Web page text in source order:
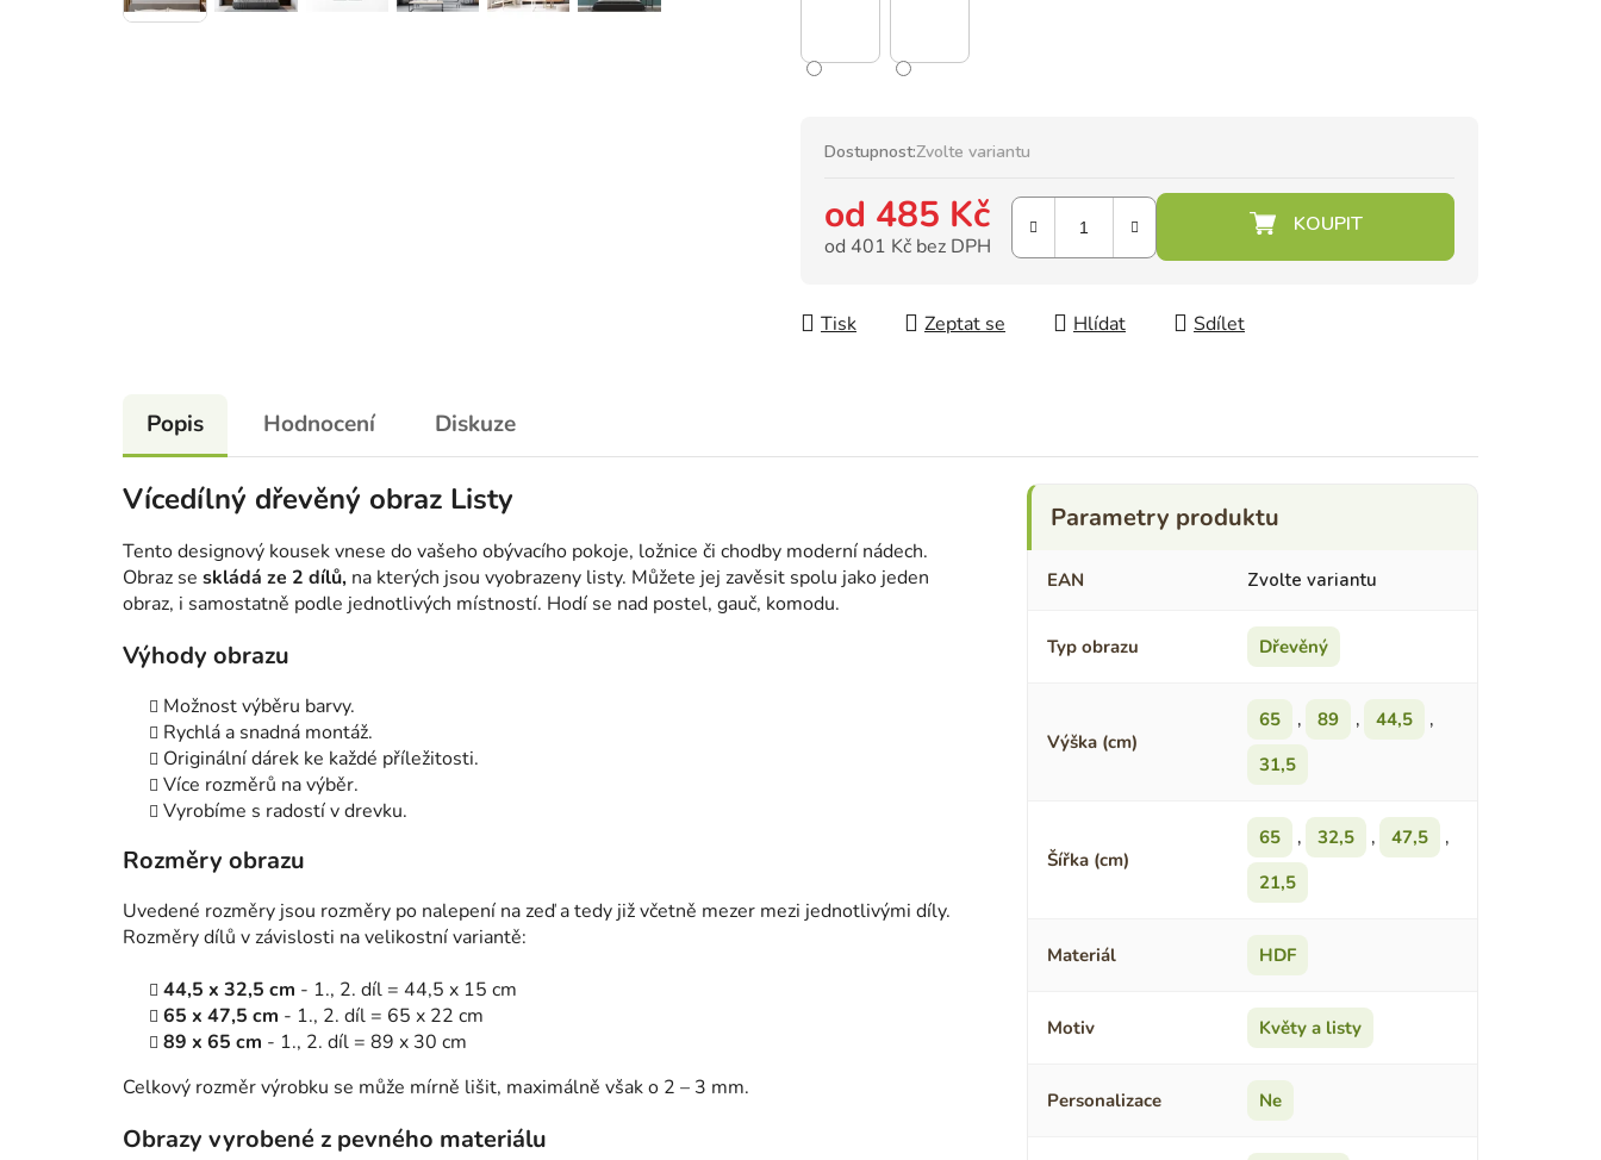
Dostupnost:Zvolte variantu
od 485 Kč
od 401 Kč bez DPH
Tisk
Zeptat se Hlídat Sdílet
Popis Hodnocení Diskuze
Vícedílný dřevěný obraz Listy
Tento designový kousek vnese do vašeho obývacího pokoje, ložnice či chodby moderní nádech.
Obraz se skládá ze 2 dílů, na kterých jsou vyobrazeny listy. Můžete jej zavěsit spolu jako jeden
obraz, i samostatně podle jednotlivých místností. Hodí se nad postel, gauč, komodu.
Výhody obrazu
Možnost výběru barvy.
Rychlá a snadná montáž.
Originální dárek ke každé příležitosti.
Více rozměrů na výběr.
Vyrobíme s radostí v drevku.
Rozměry obrazu
Uvedené rozměry jsou rozměry po nalepení na zeď a tedy již včetně mezer mezi jednotlivými díly.
Rozměry dílů v závislosti na velikostní variantě:
44,5 x 32,5 cm - 1., 2. díl = 44,5 x 15 cm
65 x 47,5 cm - 1., 2. díl = 65 x 22 cm
89 x 65 cm - 1., 2. díl = 89 x 30 cm
Celkový rozměr výrobku se může mírně lišit, maximálně však o 2 – 3 mm.
Obrazy vyrobené z pevného materiálu
EAN Zvolte variantu
Typ obrazu Dřevěný
Výška (cm)
65 , 89 , 44,5
,
31,5
Šířka (cm)
65 , 32,5 , 47,5
,
21,5
Materiál HDF
Motiv Květy a listy
Personalizace Ne